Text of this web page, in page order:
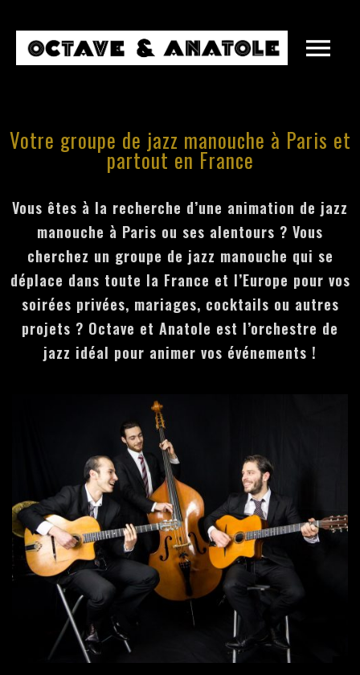
MARIAGES
ENTREPRISES
SOIRÉES PRIVÉES
GATSBY / ANNÉES FOLLES
JAZZ MANOUCHE
CHANSONS FRANÇAISES
MUSIQUES ITALIENNES
BOSSA NOVA
MUSIQUE CLASSIQUE
MUSIQUE CUBAINE
RÉFÉRENCES
TÉMOIGNAGES
Votre groupe de jazz manouche à Paris et
partout en France
Vous êtes à la recherche d’une animation de jazz
manouche à Paris ou ses alentours ? Vous
cherchez un groupe de jazz manouche qui se
déplace dans toute la France et l’Europe pour vos
soirées privées, mariages, cocktails ou autres
projets ? Octave et Anatole est l’orchestre de
jazz idéal pour animer vos événements !